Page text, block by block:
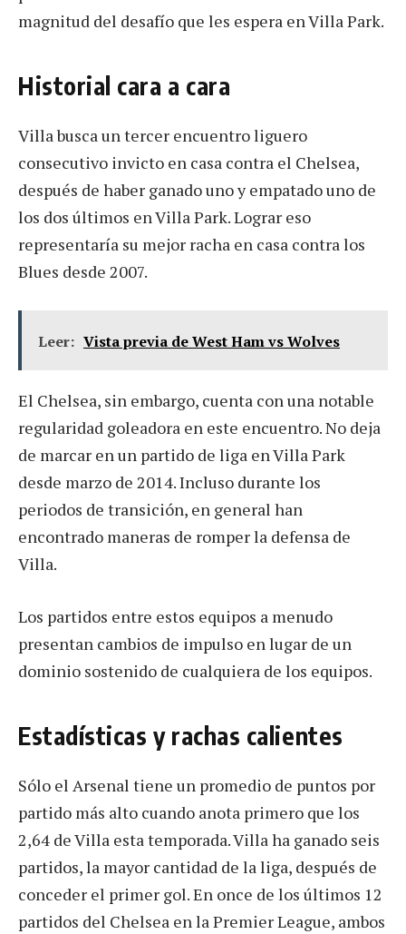
magnitud del desafío que les espera en Villa Park.
Historial cara a cara
Villa busca un tercer encuentro liguero
consecutivo invicto en casa contra el Chelsea,
después de haber ganado uno y empatado uno de
los dos últimos en Villa Park. Lograr eso
representaría su mejor racha en casa contra los
Blues desde 2007.
Leer: Vista previa de West Ham vs Wolves
El Chelsea, sin embargo, cuenta con una notable
regularidad goleadora en este encuentro. No deja
de marcar en un partido de liga en Villa Park
desde marzo de 2014. Incluso durante los
periodos de transición, en general han
encontrado maneras de romper la defensa de
Villa.
Los partidos entre estos equipos a menudo
presentan cambios de impulso en lugar de un
dominio sostenido de cualquiera de los equipos.
Estadísticas y rachas calientes
Sólo el Arsenal tiene un promedio de puntos por
partido más alto cuando anota primero que los
2,64 de Villa esta temporada. Villa ha ganado seis
partidos, la mayor cantidad de la liga, después de
conceder el primer gol. En once de los últimos 12
partidos del Chelsea en la Premier League, ambos